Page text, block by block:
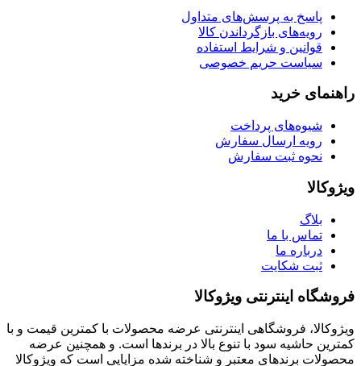
پاسخ به پرسش‌های متداول
رویه‌های بازگرداندن کالا
قوانین و شرایط استفاده
سیاست حریم خصوصی
راهنمای خرید
شیوه‌های پرداخت
رویه ارسال سفارش
نحوه ثبت سفارش
ویژوکالا
بلاگ
تماس با ما
درباره ما
ثبت شکایت
فروشگاه اینترنتی ویژوکالا
ویژوکالا، فروشگاهی اینترنتی عرضه محصولات با کمترین قیمت و با
کمترین حاشیه سود با تنوع بالا در برندها است. و همچنین عرضه
محصولات برندهای معتبر و شناخته شده مزایایی است که ویژوکالا